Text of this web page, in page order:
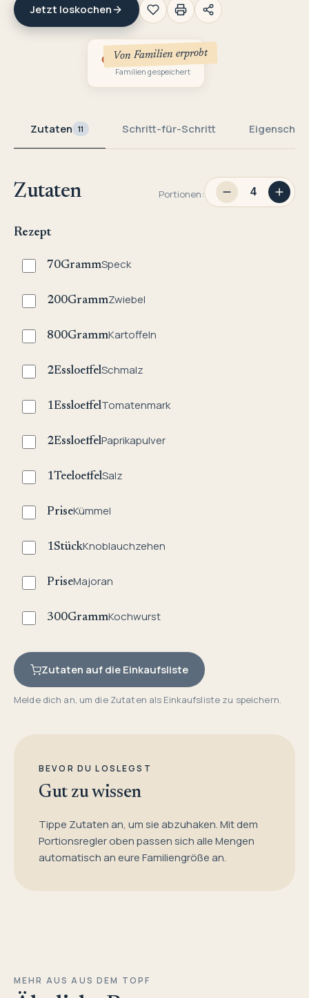
Jetzt loskochen
Von Familien erprobt
2
Familien gespeichert
Zutaten 11 Schritt-für-Schritt
Zutaten Portionen:
Rezept
70GrammSpeck
200GrammZwiebel
800GrammKartoffeln
2EssloeffelSchmalz
1EssloeffelTomatenmark
2EssloeffelPaprikapulver
1TeeloeffelSalz
PriseKümmel
1StückKnoblauchzehen
PriseMajoran
300GrammKochwurst
Zutaten auf die Einkaufsliste
Melde dich an, um die Zutaten als Einkaufsliste zu speichern.
BEVOR DU LOSLEGST
Gut zu wissen
Tippe Zutaten an, um sie abzuhaken. Mit dem
Portionsregler oben passen sich alle Mengen
automatisch an eure Familiengröße an.
MEHR AUS AUS DEM TOPF